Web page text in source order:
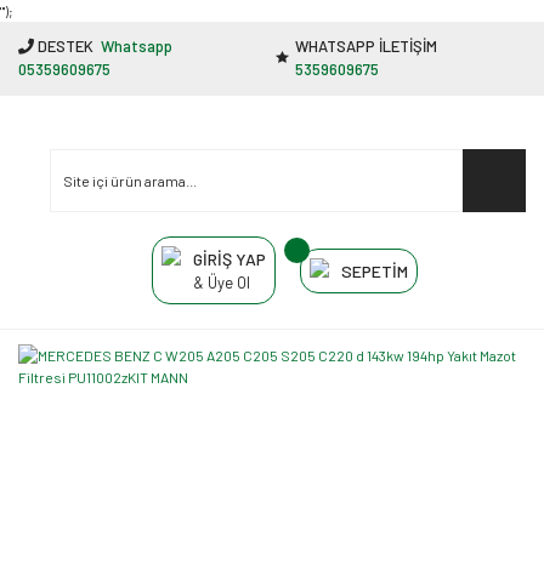
"');
DESTEK Whatsapp
05359609675
WHATSAPP İLETİŞİM
5359609675
GİRİŞ YAP
& Üye Ol
SEPETİM